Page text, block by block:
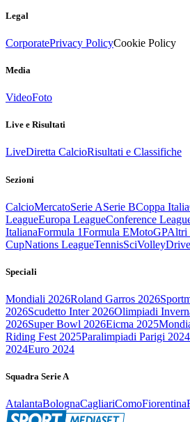
Legal
CorporatePrivacy PolicyCookie Policy
Media
VideoFoto
Live e Risultati
LiveDiretta CalcioRisultati e Classifiche
Sezioni
CalcioMercatoSerie ASerie BCoppa Italia
LeagueEuropa LeagueConference
ItalianaFormula 1Formula EMotoGPAltri
CupNations LeagueTennisSciVolley
Speciali
Mondiali 2026Roland Garros 2026
2026Scudetto Inter 2026Olimpiadi
2026Super Bowl 2026Eicma 2025
Riding Fest 2025Paralimpiadi Parigi 2024
2024Euro 2024
Squadra Serie A
AtalantaBolognaCagliariComoFiorentina